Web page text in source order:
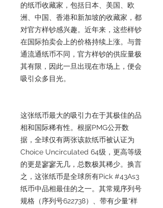
的纸币收藏家，包括日本、美国、欧
洲、中国、香港和新加坡的收藏家，都
对官方样钞感兴趣。近年来，这些样钞
在国际拍卖会上的价格持续上涨。与普
通流通纸币不同，官方样钞的供应量极
其有限，因此一旦出现在市场上，便会
吸引众多目光。
这张纸币最大的吸引力在于其极佳的品
相和国际稀有性。根据PMG公开数
据，全球仅有两张该款纸币被认证为
Choice Uncirculated 64级，更高等级
的更是寥寥无几，总数极其稀少。换言
之，这张纸币是全球所有Pick #43As3
纸币中品相最佳的之一。其常规序列号
规格（序列号622738）、带有少量“样